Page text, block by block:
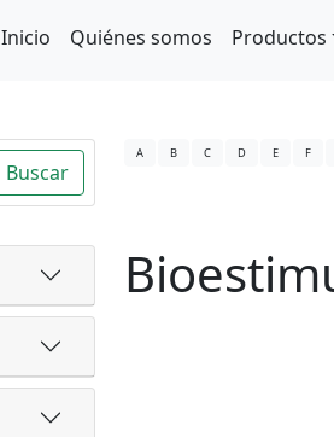
Inicio Quiénes somos Productos
Buscar
A B C D E F